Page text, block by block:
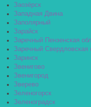
Заозёрск
Западная Двина
Заполярный
Зарайск
Заречный Пензенская
Заречный Свердловская
Заринск
Звенигово
Звенигород
Зверево
Зеленогорск
Зеленоградск